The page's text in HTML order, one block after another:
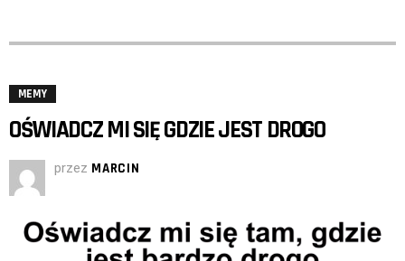
MEMY
OŚWIADCZ MI SIĘ GDZIE JEST DROGO
przez MARCIN